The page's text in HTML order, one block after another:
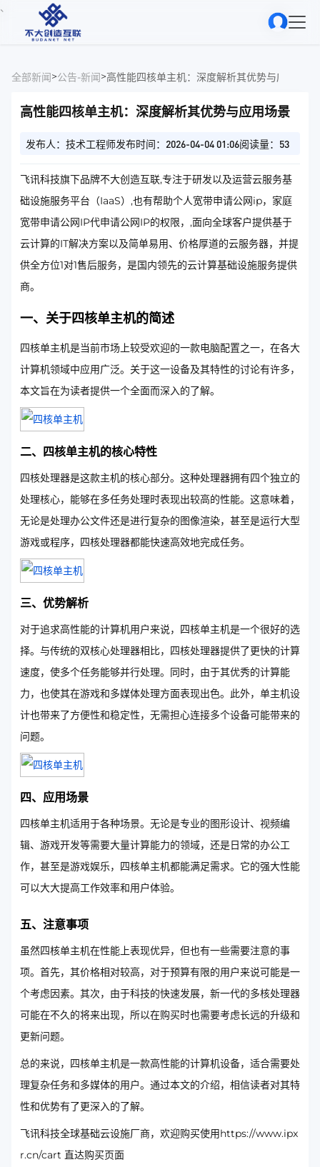
、
全部新闻>公告-新闻>高性能四核单主机：深度解析其优势与应用场景
高性能四核单主机：深度解析其优势与应用场景
发布人：技术工程师发布时间：2026-04-04 01:06阅读量：53
飞讯科技旗下品牌不大创造互联,专注于研发以及运营云服务基
础设施服务平台（IaaS）,也有帮助个人宽带申请公网ip，家庭
宽带申请公网IP代申请公网IP的权限，,面向全球客户提供基于
云计算的IT解决方案以及简单易用、价格厚道的云服务器，并提
供全方位1对1售后服务，是国内领先的云计算基础设施服务提供
商。
一、关于四核单主机的简述
四核单主机是当前市场上较受欢迎的一款电脑配置之一，在各大
计算机领域中应用广泛。关于这一设备及其特性的讨论有许多，
本文旨在为读者提供一个全面而深入的了解。
二、四核单主机的核心特性
四核处理器是这款主机的核心部分。这种处理器拥有四个独立的
处理核心，能够在多任务处理时表现出较高的性能。这意味着，
无论是处理办公文件还是进行复杂的图像渲染，甚至是运行大型
游戏或程序，四核处理器都能快速高效地完成任务。
三、优势解析
对于追求高性能的计算机用户来说，四核单主机是一个很好的选
择。与传统的双核心处理器相比，四核处理器提供了更快的计算
速度，使多个任务能够并行处理。同时，由于其优秀的计算能
力，也使其在游戏和多媒体处理方面表现出色。此外，单主机设
计也带来了方便性和稳定性，无需担心连接多个设备可能带来的
问题。
四、应用场景
四核单主机适用于各种场景。无论是专业的图形设计、视频编
辑、游戏开发等需要大量计算能力的领域，还是日常的办公工
作，甚至是游戏娱乐，四核单主机都能满足需求。它的强大性能
可以大大提高工作效率和用户体验。
五、注意事项
虽然四核单主机在性能上表现优异，但也有一些需要注意的事
项。首先，其价格相对较高，对于预算有限的用户来说可能是一
个考虑因素。其次，由于科技的快速发展，新一代的多核处理器
可能在不久的将来出现，所以在购买时也需要考虑长远的升级和
更新问题。
总的来说，四核单主机是一款高性能的计算机设备，适合需要处
理复杂任务和多媒体的用户。通过本文的介绍，相信读者对其特
性和优势有了更深入的了解。
飞讯科技全球基础云设施厂商，欢迎购买使用https://www.ipx
r.cn/cart 直达购买页面